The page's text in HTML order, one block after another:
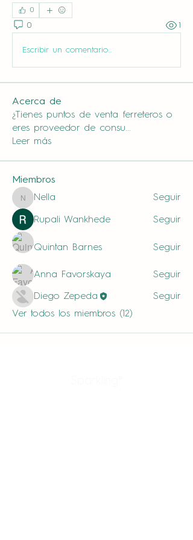
0
0 1
Escribir un comentario...
Acerca de
¿Tienes puntos de venta ferreteros o
eres proveedor de consu...
Leer más
Miembros
Nella
Nella Seguir
Rupali Wankhede Seguir
Quintan Barnes Seguir
Anna Favorskaya Seguir
Diego Zepeda
Seguir
Ver todos los miembros (12)